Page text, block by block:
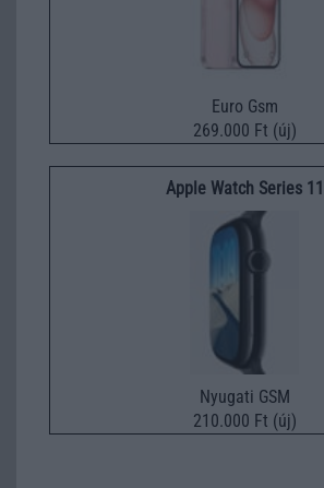
Euro Gsm
269.000 Ft (új)
Apple Watch Series 11
Nyugati GSM
210.000 Ft (új)